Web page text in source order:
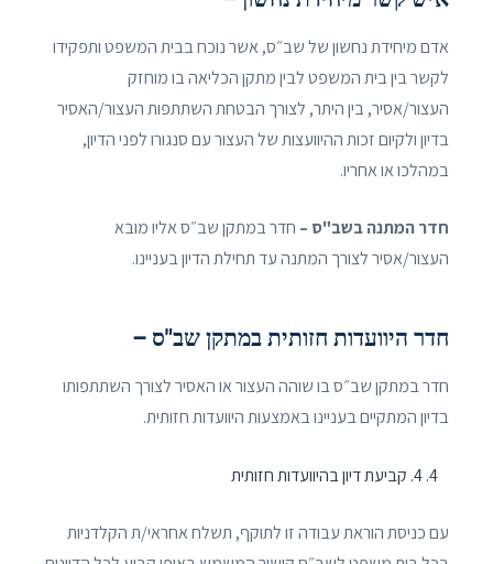
אדם מיחידת נחשון של שב״ס, אשר נוכח בבית המשפט ותפקידו
לקשר בין בית המשפט לבין מתקן הכליאה בו מוחזק
העצור/אסיר, בין היתר, לצורך הבטחת השתתפות העצור/האסיר
בדיון ולקיום זכות ההיוועצות של העצור עם סנגורו לפני הדיון,
במהלכו או אחריו.
חדר המתנה בשב"ס – חדר במתקן שב״ס אליו מובא
העצור/אסיר לצורך המתנה עד תחילת הדיון בעניינו.
חדר היוועדות חזותית במתקן שב"ס –
חדר במתקן שב״ס בו שוהה העצור או האסיר לצורך השתתפותו
בדיון המתקיים בעניינו באמצעות היוועדות חזותית.
4. קביעת דיון בהיוועדות חזותית
עם כניסת הוראת עבודה זו לתוקף, תשלח אחראי/ת הקלדניות